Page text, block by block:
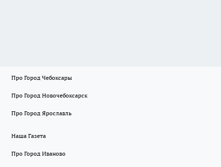
Про Город Чебоксары
Про Город Новочебоксарск
Про Город Ярославль
Наша Газета
Про Город Иваново